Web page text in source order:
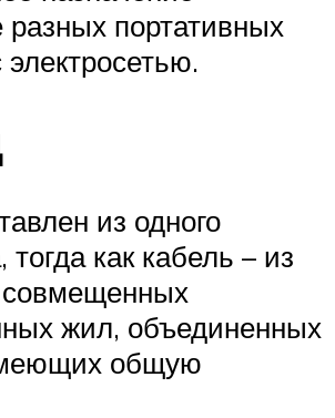
разных портативных
электросетью.
из одного
тогда как кабель – из
совмещенных
жил, объединенных
общую